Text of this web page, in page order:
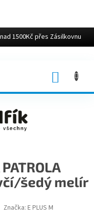
1500Kč přes Zásilkovnu
šedý melír
Značka: E PLUS M